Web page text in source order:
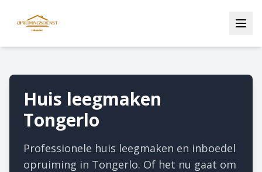
Huis leegmaken
Tongerlo
Professionele huis leegmaken en inboedel
opruiming in Tongerlo. Of het nu gaat om